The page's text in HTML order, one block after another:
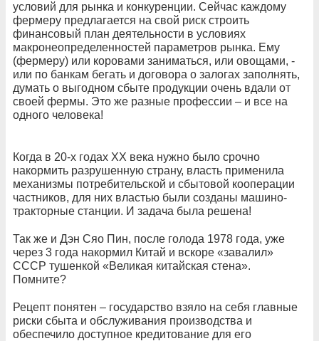
условий для рынка и конкуренции. Сейчас каждому
фермеру предлагается на свой риск строить
финансовый план деятельности в условиях
макронеопределенностей параметров рынка. Ему
(фермеру) или коровами заниматься, или овощами, -
или по банкам бегать и договора о залогах заполнять,
думать о выгодном сбыте продукции очень вдали от
своей фермы. Это же разные профессии – и все на
одного человека!
Когда в 20-х годах ХХ века нужно было срочно
накормить разрушенную страну, власть применила
механизмы потребительской и сбытовой кооперации
частников, для них властью были созданы машино-
тракторные станции. И задача была решена!
Так же и Дэн Сяо Пин, после голода 1978 года, уже
через 3 года накормил Китай и вскоре «завалил»
СССР тушенкой «Великая китайская стена».
Помните?
Рецепт понятен – государство взяло на себя главные
риски сбыта и обслуживания производства и
обеспечило доступное кредитование для его